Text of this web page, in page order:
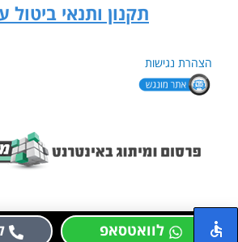
תקנון ותנאי ביטול
הצהרת נגישות
לוואטסאפ